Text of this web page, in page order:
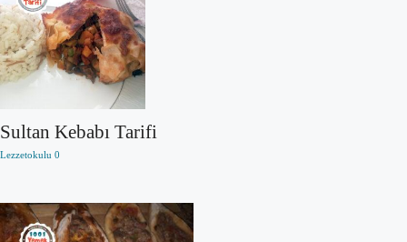
Sultan Kebabı Tarifi
Lezzetokulu 0